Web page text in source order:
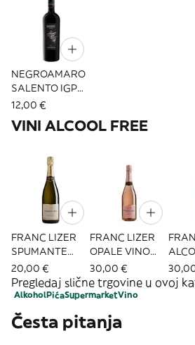
NEGROAMARO
SALENTO IGP
LE VIGNE SI
375ML
12,00 €
VINI ALCOOL FREE
FRANC LIZER
SPUMANTE
BLANC ML750
ALCOL FREE
20,00 €
FRANC LIZER
OPALE VINO
ROSATO ML750
ALCOOL FREE
30,00 €
WINE
Pregledaj slične trgovine u ovoj
AlkoholPićaSupermarketVino
Česta pitanja